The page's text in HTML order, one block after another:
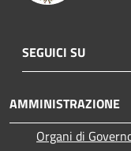
SEGUICI SU
AMMINISTRAZIONE
Organi di